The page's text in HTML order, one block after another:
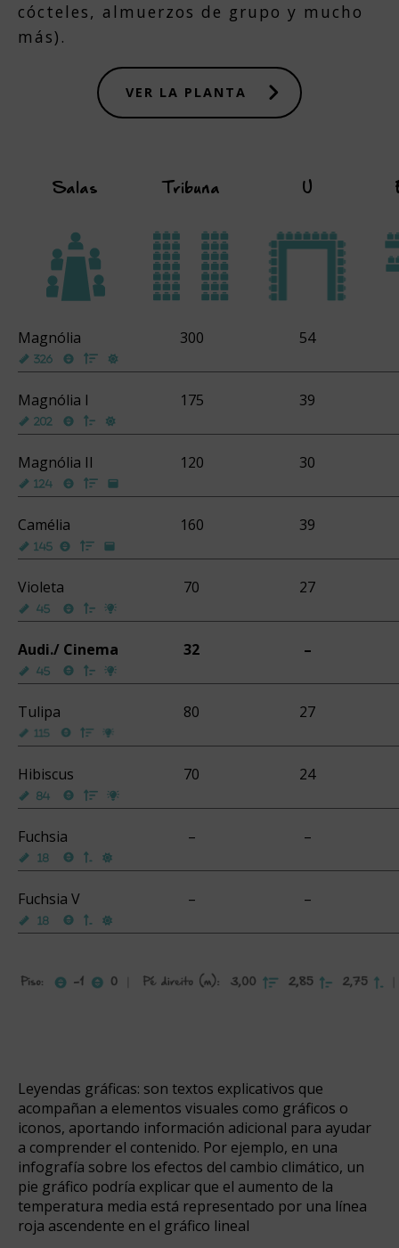
cócteles, almuerzos de grupo y mucho
más).
VER LA PLANTA
Salas Tribuna U
Magnólia 300 54
Magnólia l 175 39
Magnólia II 120 30
Camélia 160 39
Violeta 70 27
Audi./ Cinema 32 –
Tulipa 80 27
Hibiscus 70 24
Fuchsia – –
Fuchsia V – –
Leyendas gráficas: son textos explicativos que
acompañan a elementos visuales como gráficos o
iconos, aportando información adicional para ayudar
a comprender el contenido. Por ejemplo, en una
infografía sobre los efectos del cambio climático, un
pie gráfico podría explicar que el aumento de la
temperatura media está representado por una línea
roja ascendente en el gráfico lineal